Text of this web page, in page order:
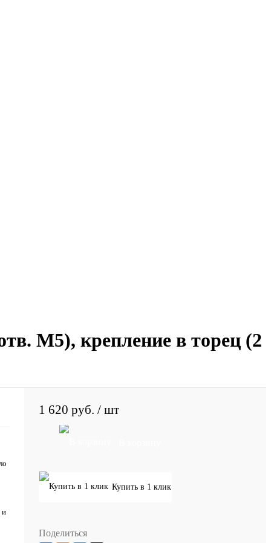
М5), крепление в торец (2
и
1 620 руб. / шт
Купить в 1 клик
Поделиться